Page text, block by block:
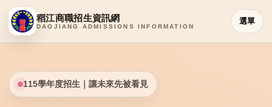
稻江商職招生資訊網
DAOJIANG ADMISSIONS INFORMATION
選單
115學年度招生｜讓未來先被看見